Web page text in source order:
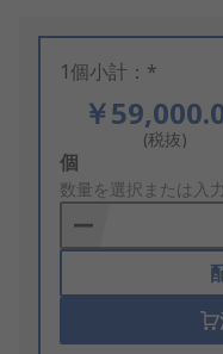
1個小計：*
￥
(税抜)
Add
to
Basket
個
数量を選択または入力